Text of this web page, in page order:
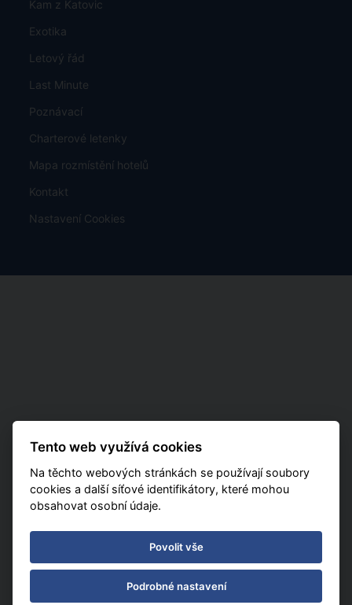
Kam z Katovic
Exotika
Letový řád
Last Minute
Poznávací
Charterové letenky
Mapa rozmístění hotelů
Kontakt
Nastavení Cookies
Tento web využívá cookies
Na těchto webových stránkách se používají soubory
cookies a další síťové identifikátory, které mohou
obsahovat osobní údaje.
Povolit vše
Podrobné nastavení